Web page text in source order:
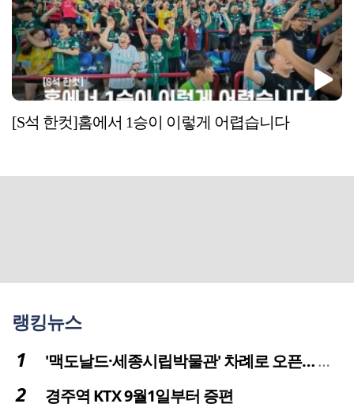
[S석 한컷]홈에서 1승이 이렇게 어렵습니다
랭킹뉴스
'맥도날드·세종시립박물관' 차례로 오픈… 고운동 정주여건 좋아진다
경주역 KTX 9월1일부터 증편